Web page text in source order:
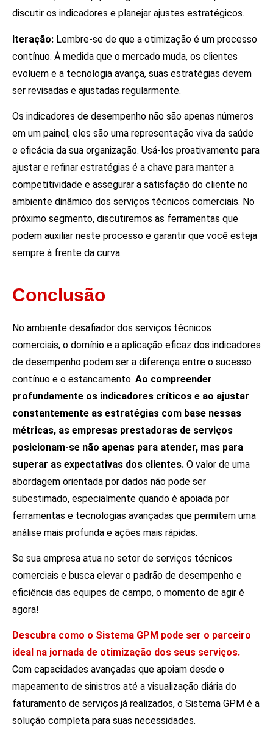
discutir os indicadores e planejar ajustes estratégicos.
Iteração: Lembre-se de que a otimização é um processo
contínuo. À medida que o mercado muda, os clientes
evoluem e a tecnologia avança, suas estratégias devem
ser revisadas e ajustadas regularmente.
Os indicadores de desempenho não são apenas números
em um painel; eles são uma representação viva da saúde
e eficácia da sua organização. Usá-los proativamente para
ajustar e refinar estratégias é a chave para manter a
competitividade e assegurar a satisfação do cliente no
ambiente dinâmico dos serviços técnicos comerciais. No
próximo segmento, discutiremos as ferramentas que
podem auxiliar neste processo e garantir que você esteja
sempre à frente da curva.
Conclusão
No ambiente desafiador dos serviços técnicos
comerciais, o domínio e a aplicação eficaz dos indicadores
de desempenho podem ser a diferença entre o sucesso
contínuo e o estancamento. Ao compreender
profundamente os indicadores críticos e ao ajustar
constantemente as estratégias com base nessas
métricas, as empresas prestadoras de serviços
posicionam-se não apenas para atender, mas para
superar as expectativas dos clientes. O valor de uma
abordagem orientada por dados não pode ser
subestimado, especialmente quando é apoiada por
ferramentas e tecnologias avançadas que permitem uma
análise mais profunda e ações mais rápidas.
Se sua empresa atua no setor de serviços técnicos
comerciais e busca elevar o padrão de desempenho e
eficiência das equipes de campo, o momento de agir é
agora!
Descubra como o Sistema GPM pode ser o parceiro
ideal na jornada de otimização dos seus serviços.
Com capacidades avançadas que apoiam desde o
mapeamento de sinistros até a visualização diária do
faturamento de serviços já realizados, o Sistema GPM é a
solução completa para suas necessidades.